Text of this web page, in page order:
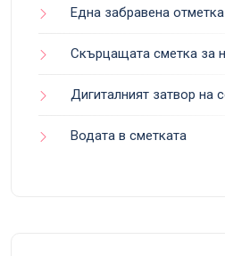
Една забравена отметка
Скърцащата сметка за
Дигиталният затвор на
Водата в сметката